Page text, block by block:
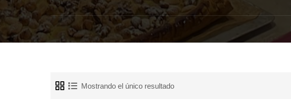
Mostrando el único resultado